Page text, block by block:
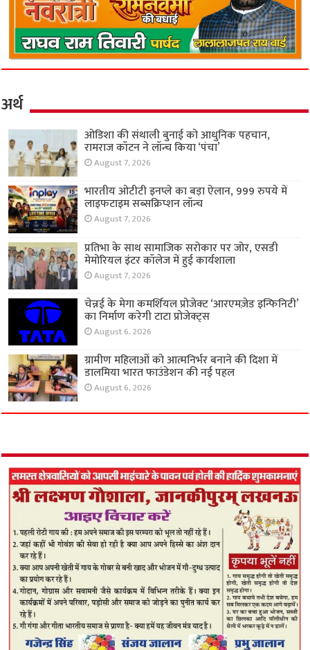
अर्थ
ओडिशा की संथाली बुनाई को आधुनिक पहचान,
रामराज कॉटन ने लॉन्च किया ‘पंचा’
August 7, 2026
भारतीय ओटीटी इनप्ले का बड़ा ऐलान, 999 रुपये में
लाइफटाइम सब्सक्रिप्शन लॉन्च
August 7, 2026
प्रतिभा के साथ सामाजिक सरोकार पर जोर, एसडी
मेमोरियल इंटर कॉलेज में हुई कार्यशाला
August 7, 2026
चेन्नई के मेगा कमर्शियल प्रोजेक्ट ‘आरएमज़ेड इन्फिनिटी’
का निर्माण करेगी टाटा प्रोजेक्ट्स
August 6, 2026
ग्रामीण महिलाओं को आत्मनिर्भर बनाने की दिशा में
डालमिया भारत फाउंडेशन की नई पहल
August 6, 2026